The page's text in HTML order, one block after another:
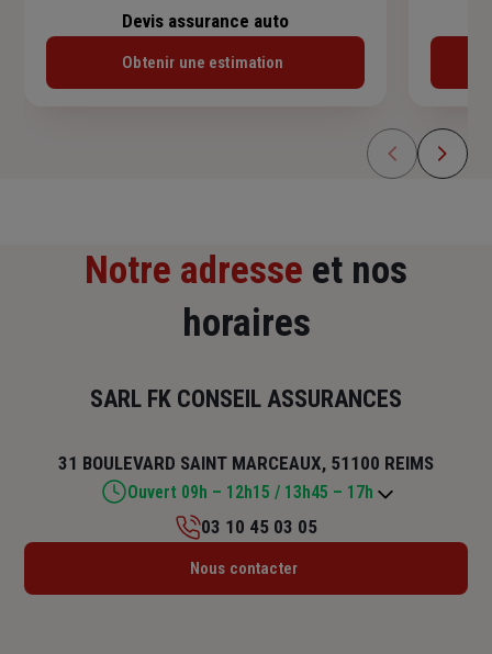
Devis assurance auto
Obtenir une estimation
Notre adresse et nos
horaires
SARL FK CONSEIL ASSURANCES
31 BOULEVARD SAINT MARCEAUX, 51100 REIMS
Ouvert 09h – 12h15 / 13h45 – 17h
Lundi : 10h – 12h15 / 13h45 – 17h45
03 10 45 03 05
Nous contacter